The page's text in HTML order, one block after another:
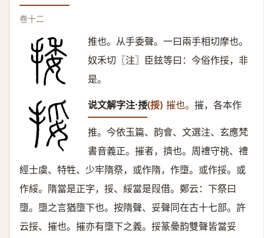
卷十二
推也。从手委聲。一曰兩手相切摩也。
奴禾切〖注〗臣鉉等曰：今俗作挼，非
是。
说文解字注·捼(挼) 摧也。 摧，各本作
推。今依玉篇、韵會、文選注、玄應梵
書音義正。摧者，擠也。周禮守祧、禮
經士虞、特牲、少牢隋祭，或作隋，作墮。或作挼。或
作綏。隋當是正字，挼、綏當是叚借。鄭云：下祭曰
墮。墮之言猶墮下也。按隋聲、妥聲同在古十七部。許
云挼、摧也。摧亦有墮下之義。挼篆㬪韵雙聲皆當妥